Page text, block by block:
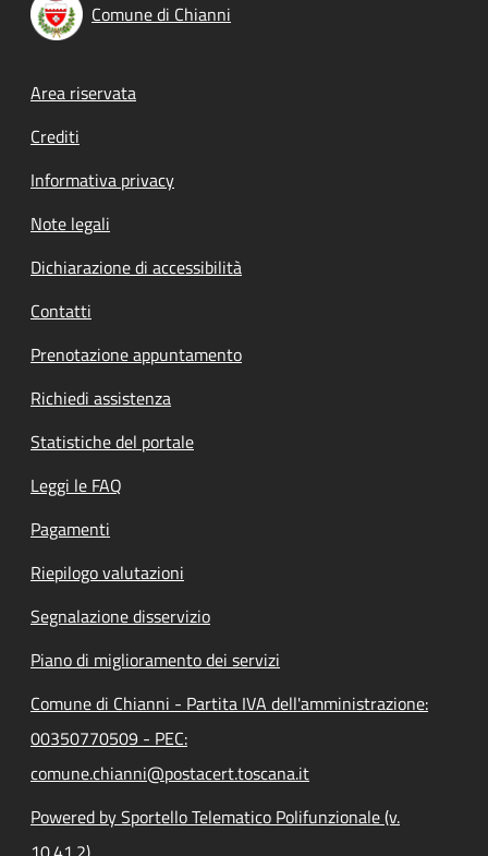
Comune di Chianni
Footer menu
Area riservata
Crediti
Informativa privacy
Note legali
Dichiarazione di accessibilità
Contatti
Prenotazione appuntamento
Richiedi assistenza
Statistiche del portale
Leggi le FAQ
Pagamenti
Riepilogo valutazioni
Segnalazione disservizio
Piano di miglioramento dei servizi
Comune di Chianni - Partita IVA dell'amministrazione:
00350770509 - PEC:
comune.chianni@postacert.toscana.it
Powered by Sportello Telematico Polifunzionale (v.